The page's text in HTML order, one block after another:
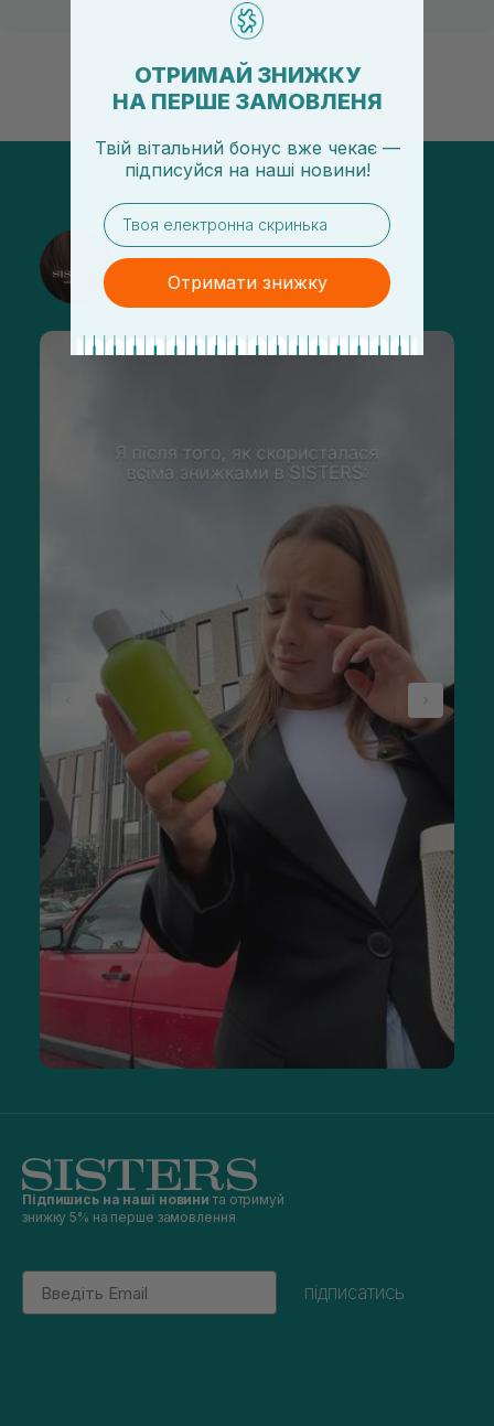
@sisters_stelmakh в Instagram
Підписатися
Підпишись на наші новини та отримуй
знижку 5% на перше замовлення
Email
підписатись
ОТРИМАЙ ЗНИЖКУ
НА ПЕРШЕ ЗАМОВЛЕНЯ
Твій вітальний бонус вже чекає —
підписуйся на наші новини!
email
Отримати знижку